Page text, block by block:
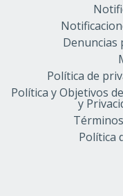
Denuncias
Política de
Política y Objetivos
y
Política